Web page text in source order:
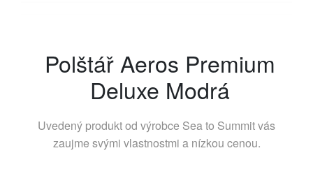
Polštář Aeros Premium
Deluxe Modrá
Uvedený produkt od výrobce Sea to Summitvás
zaujme svými vlastnostmi a nízkou cenou.